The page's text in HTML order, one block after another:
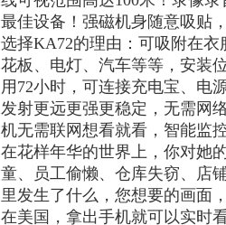
最佳设备！强磁机身随意吸贴
选择KA72的理由：可吸附在
花板、电灯、汽车等等，安装
用72小时，可连接充电宝、电
发射更远更强更稳定，无需网
机无需联网想看就看，智能监
在花样年华的世界上，你对她
童、员工偷懒、仓库失窃、店
里发生了什么，您想要的画面
在美国，拿出手机就可以实时